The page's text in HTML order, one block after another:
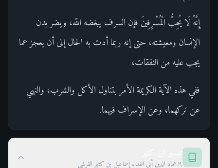
إِنَّهُ لَا يُحِبُّ الْمُسْرِفِينَ فإن السرف يبغضه اللّه، ويضر بدن
الإنسان ومعيشته، حتى إنه ربما أدت به الحال إلى أن يعجز عما
يجب عليه من النفقات،
ففي هذه الآية الكريمة الأمر بتناول الأكل والشرب، والنهي
عن تركهما، وعن الإسراف فيهما.
عماد الدين أبي الفداء إسماعيل بن كثير القرشي